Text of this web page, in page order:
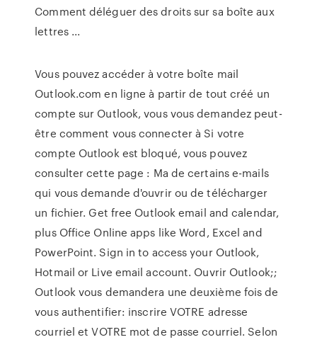
Comment déléguer des droits sur sa boîte aux
lettres ...
Vous pouvez accéder à votre boîte mail
Outlook.com en ligne à partir de tout créé un
compte sur Outlook, vous vous demandez peut-
être comment vous connecter à Si votre
compte Outlook est bloqué, vous pouvez
consulter cette page : Ma de certains e-mails
qui vous demande d'ouvrir ou de télécharger
un fichier. Get free Outlook email and calendar,
plus Office Online apps like Word, Excel and
PowerPoint. Sign in to access your Outlook,
Hotmail or Live email account. Ouvrir Outlook;;
Outlook vous demandera une deuxième fois de
vous authentifier: inscrire VOTRE adresse
courriel et VOTRE mot de passe courriel. Selon